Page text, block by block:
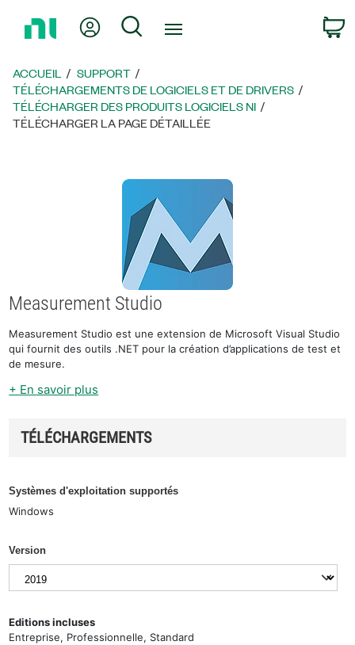
page
d’accueil
Mon compteRechercher
ACCUEIL
SUPPORT
TÉLÉCHARGEMENTS DE LOGICIELS ET DE DRIVERS
TÉLÉCHARGER DES PRODUITS LOGICIELS NI
TÉLÉCHARGER LA PAGE DÉTAILLÉE
Measurement Studio
Measurement Studio est une extension de Microsoft Visual Studio
qui fournit des outils .NET pour la création d’applications de test et
de mesure.
+ En savoir plus
TÉLÉCHARGEMENTS
Systèmes d'exploitation supportés
Windows
Version
Editions incluses
Entreprise, Professionnelle, Standard